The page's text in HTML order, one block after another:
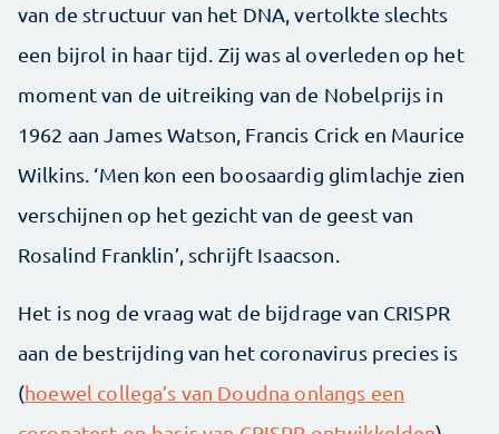
van de structuur van het DNA, vertolkte slechts
een bijrol in haar tijd. Zij was al overleden op het
moment van de uitreiking van de Nobelprijs in
1962 aan James Watson, Francis Crick en Maurice
Wilkins. ‘Men kon een boosaardig glimlachje zien
verschijnen op het gezicht van de geest van
Rosalind Franklin’, schrijft Isaacson.
Het is nog de vraag wat de bijdrage van CRISPR
aan de bestrijding van het coronavirus precies is
(hoewel collega’s van Doudna onlangs een